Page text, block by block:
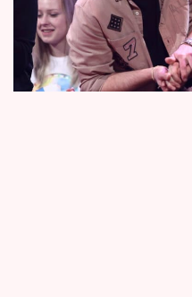
Sledujte prima+
Filmový festival